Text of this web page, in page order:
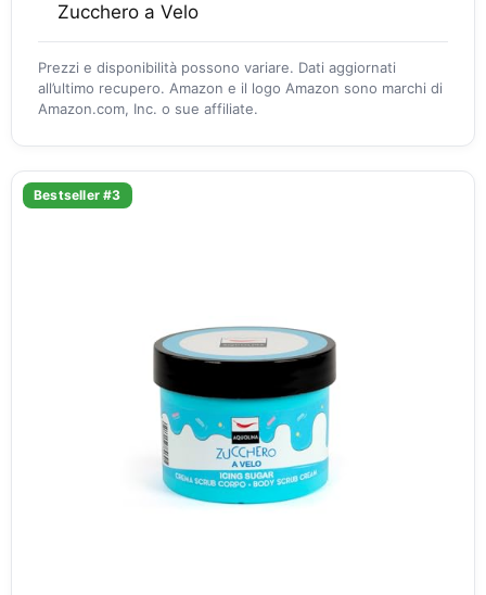
Zucchero a Velo
Prezzi e disponibilità possono variare. Dati aggiornati
all’ultimo recupero. Amazon e il logo Amazon sono marchi di
Amazon.com, Inc. o sue affiliate.
Bestseller #3